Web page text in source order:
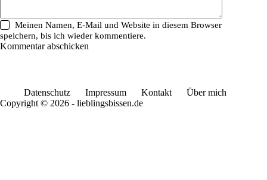
Meinen Namen, E-Mail und Website in diesem Browser
speichern, bis ich wieder kommentiere.
Kommentar abschicken
Datenschutz Impressum Kontakt
Über mich
Copyright © 2026 - lieblingsbissen.de